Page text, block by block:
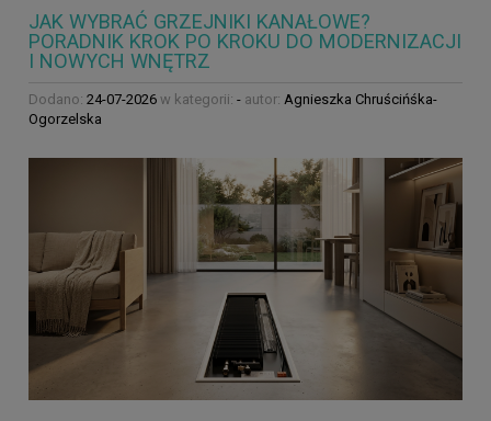
JAK WYBRAĆ GRZEJNIKI KANAŁOWE?
PORADNIK KROK PO KROKU DO MODERNIZACJI
I NOWYCH WNĘTRZ
Dodano: 24-07-2026 w kategorii: - autor: Agnieszka Chruścińśka-
Ogorzelska